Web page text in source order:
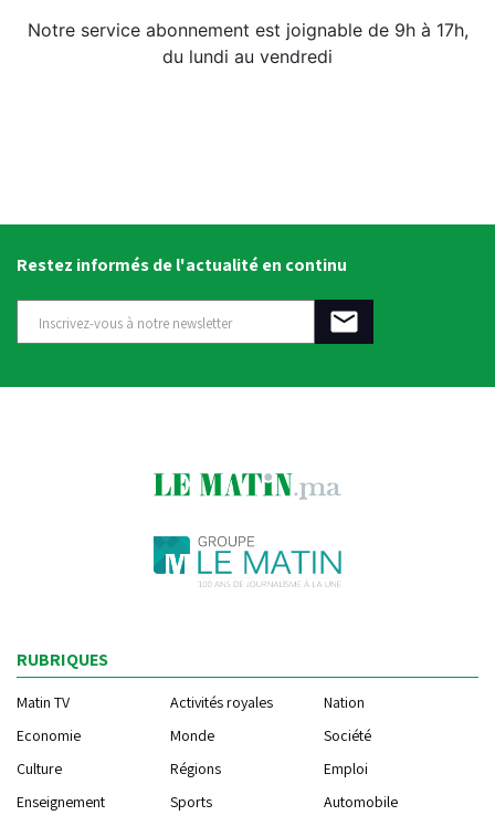
Notre service abonnement est joignable de 9h à 17h,
du lundi au vendredi
Restez informés de l'actualité en continu
RUBRIQUES
Matin TV Activités royales
Nation
Economie
Monde
Société
Culture
Régions
Emploi
Enseignement
Sports
Automobile